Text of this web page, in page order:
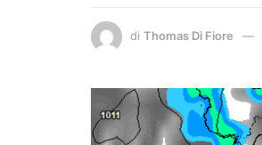
di Thomas Di Fiore